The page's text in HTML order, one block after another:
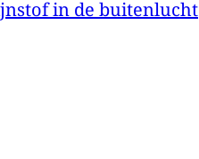
in de buitenlucht